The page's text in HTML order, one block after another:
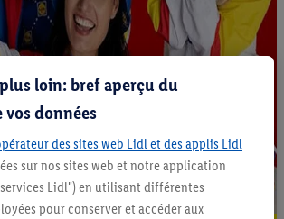
loin: bref aperçu du
données
des sites web Lidl et des applis Lidl
sur nos sites web et notre application
Lidl") en utilisant différentes
pour conserver et accéder aux